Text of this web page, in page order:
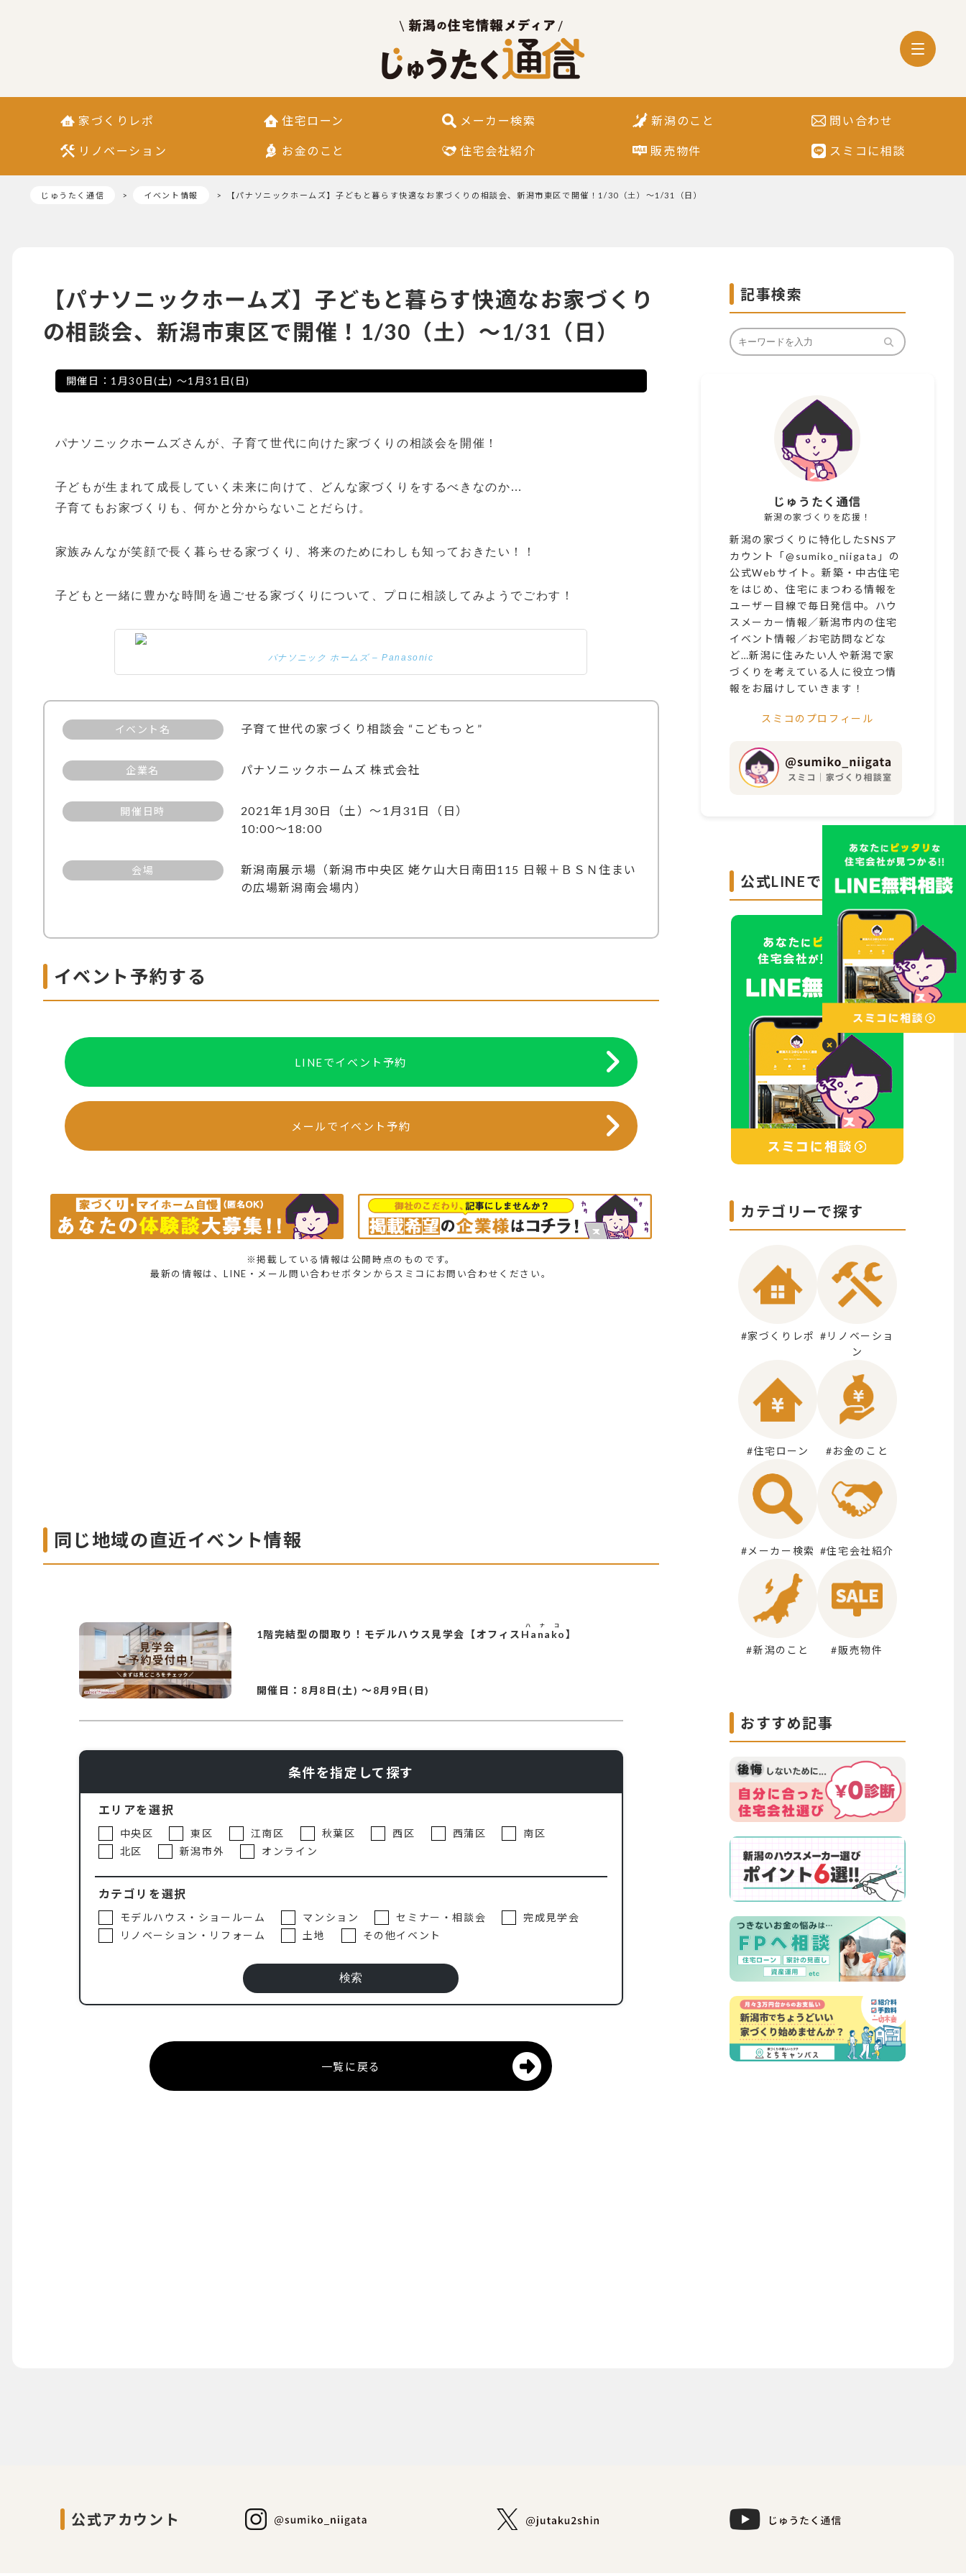
家づくりレポ
リノベーション
住宅ローン
お金のこと
メーカー検索
住宅会社紹介
新潟のこと
販売物件
問い合わせ
スミコに相談
じゅうたく通信 イベント情報 【パナソニックホームズ】子どもと暮らす快適なお家づくりの相談会、新潟市東区で開催！1/30（土）～1/31（日）
【パナソニックホームズ】子どもと暮らす快適なお家づくり
の相談会、新潟市東区で開催！1/30（土）～1/31（日）
開催日： 1月30日(土) ～1月31日(日)
パナソニックホームズさんが、子育て世代に向けた家づくりの相談会を開催！
子どもが生まれて成長していく未来に向けて、どんな家づくりをするべきなのか…
子育てもお家づくりも、何かと分からないことだらけ。
家族みんなが笑顔で長く暮らせる家づくり、将来のためにわしも知っておきたい！！
子どもと一緒に豊かな時間を過ごせる家づくりについて、プロに相談してみようでごわす！
パナソニック ホームズ – Panasonic
イベント名 子育て世代の家づくり相談会 “こどもっと”
企業名 パナソニックホームズ 株式会社
開催日時
2021年1月30日（土）～1月31日（日）
10:00～18:00
会場
新潟南展示場（新潟市中央区 姥ケ山大日南田115 日報＋ＢＳＮ住まい
の広場新潟南会場内）
イベント予約する
LINEでイベント予約
メールでイベント予約
※掲載している情報は公開時点のものです。
最新の情報は、LINE・メール問い合わせボタンからスミコにお問い合わせください。
同じ地域の直近イベント情報
1階完結型の間取り！モデルハウス見学会【オフィス Hanako
ハナコ
】
開催日： 8月8日(土) ～8月9日(日)
条件を指定して探す
エリアを選択
中央区 東区 江南区 秋葉区 西区 西蒲区
南区
北区
新潟市外 オンライン
カテゴリを選択
モデルハウス・ショールーム マンション セミナー・相談会
完成見学会
リノベーション・リフォーム
土地 その他イベント
一覧に戻る
記事検索
じゅうたく通信
新潟の家づくりを応援！
新潟の家づくりに特化したSNSア
カウント「@sumiko_niigata」の
公式Webサイト。新築・中古住宅
をはじめ、住宅にまつわる情報を
ユーザー目線で毎日発信中。ハウ
スメーカー情報／新潟市内の住宅
イベント情報／お宅訪問などな
ど…新潟に住みたい人や新潟で家
づくりを考えている人に役立つ情
報をお届けしていきます！
スミコのプロフィール
公式LINEで無料診断
カテゴリーで探す
#家づくりレポ #リノベーショ
ン
#住宅ローン #お金のこと
#メーカー検索 #住宅会社紹介
#新潟のこと #販売物件
おすすめ記事
公式アカウント